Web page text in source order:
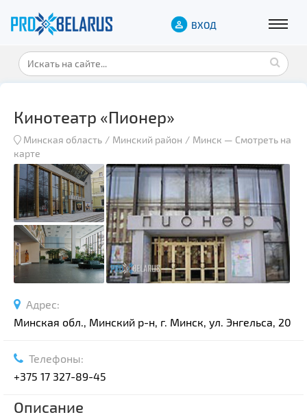
ВХОД
Кинотеатр «Пионер»
Минская область Минский район Минск — Смотреть на
карте
Адрес:
Минская обл., Минский р-н, г. Минск, ул. Энгельса, 20
Телефоны:
+375 17 327-89-45
Описание